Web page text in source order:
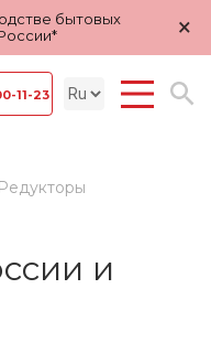
бытовых
×
11-23
Редукторы
и